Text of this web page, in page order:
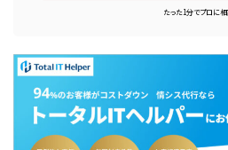
たった1分でプロに